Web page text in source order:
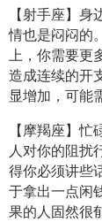
【射手座】
情也是闷闷的
上，你需要更
造成连续的开
显增加，可能
【摩羯座】
人对你的阻扰
得你必须讲些
于拿出一点闲
果的人固然很